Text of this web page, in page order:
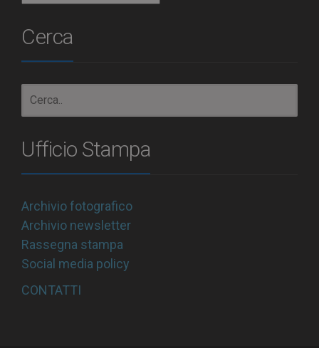
Cerca
Ufficio Stampa
Archivio fotografico
Archivio newsletter
Rassegna stampa
Social media policy
CONTATTI